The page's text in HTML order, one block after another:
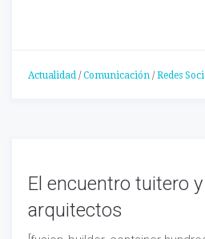
Actualidad / Comunicación / Redes
El encuentro tuitero
arquitectos